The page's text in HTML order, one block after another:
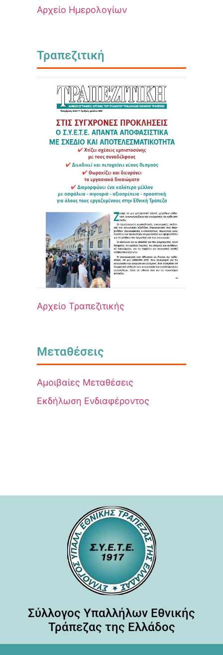
Αρχείο Ημερολογίων
Τραπεζιτική
Αρχείο Τραπεζιτικής
Μεταθέσεις
Αμοιβαίες Μεταθέσεις
Εκδήλωση Ενδιαφέροντος
Σύλλογος Υπαλλήλων Εθνικής
Τράπεζας της Ελλάδος